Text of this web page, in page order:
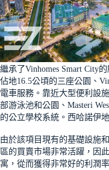
繼承了Vinhomes Smart City
佔地16.5公頃的三座公園、
電車服務。靠近大型便利設
部游泳池和公園、Masteri
的公立學校系統。西哈諾伊
由於該項目現有的基礎設施
區的買賣市場非常活躍，因
寓，從而獲得非常好的利潤率